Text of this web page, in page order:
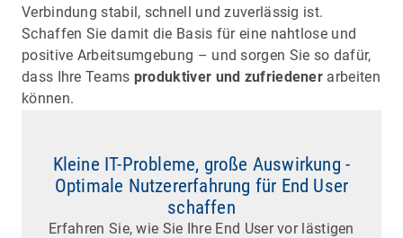
Verbindung stabil, schnell und zuverlässig ist.
Schaffen Sie damit die Basis für eine nahtlose und
positive Arbeitsumgebung – und sorgen Sie so dafür,
dass Ihre Teams produktiver und zufriedener arbeiten
können.
Kleine IT-Probleme, große Auswirkung -
Optimale Nutzererfahrung für End User
schaffen
Erfahren Sie, wie Sie Ihre End User vor lästigen